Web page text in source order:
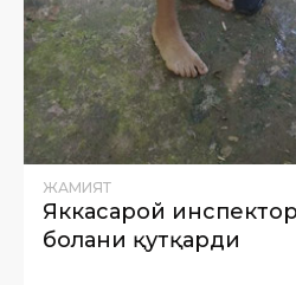
ЖАМИЯТ
Яккасарой
болани қутқарди